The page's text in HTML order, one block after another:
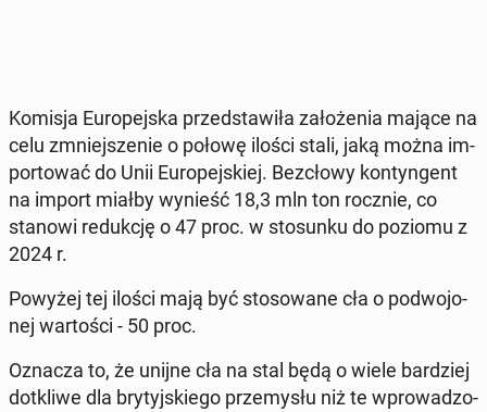
Komisja Eu­ro­pej­ska przed­sta­wi­ła za­ło­że­nia mające na
celu zmniej­sze­nie o połowę ilości stali, jaką można im­
por­to­wać do Unii Eu­ro­pej­skiej. Bez­cło­wy kon­tyn­gent
na import miałby wynieść 18,3 mln ton rocznie, co
stanowi re­duk­cję o 47 proc. w sto­sun­ku do poziomu z
2024 r.
Powyżej tej ilości mają być sto­so­wa­ne cła o po­dwo­jo­
nej war­to­ści - 50 proc.
Oznacza to, że unijne cła na stal będą o wiele bar­dziej
do­tkli­we dla bry­tyj­skie­go prze­my­słu niż te wpro­wa­dzo­